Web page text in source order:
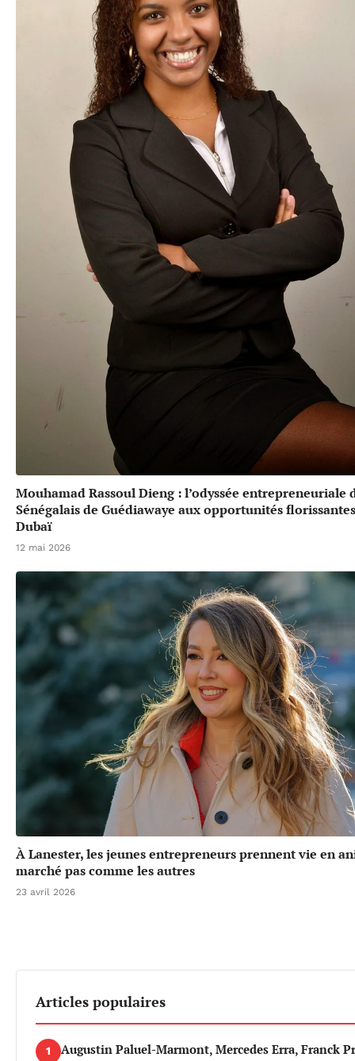
Mouhamad Rassoul Dieng : l’odyssée entrepreneuriale
Sénégalais de Guédiawaye aux opportunités
Dubaï
12 mai 2026
À Lanester, les jeunes entrepreneurs prennent vie en
marché pas comme les autres
23 avril 2026
Articles populaires
1
Augustin Paluel-Marmont, Mercedes Erra, Franck